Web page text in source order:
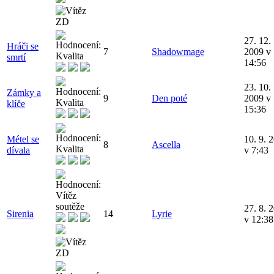
Hráči se
smrtí
7 Shadowmage
27. 12.
2009 v
14:56
Zámky a
klíče
9 Den poté
23. 10.
2009 v
15:36
Métel se
dívala
8 Ascella
10. 9.
v 7:43
Sirenia 14 Lyrie
27. 8.
v 12:38